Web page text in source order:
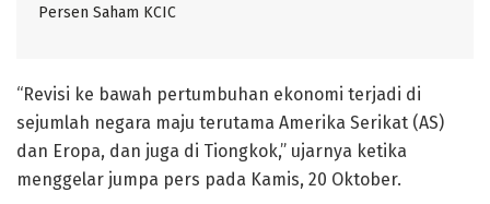
Persen Saham KCIC
“Revisi ke bawah pertumbuhan ekonomi terjadi di
sejumlah negara maju terutama Amerika Serikat (AS)
dan Eropa, dan juga di Tiongkok,” ujarnya ketika
menggelar jumpa pers pada Kamis, 20 Oktober.